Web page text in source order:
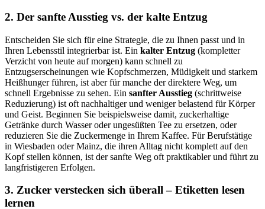
2. Der sanfte Ausstieg vs. der kalte Entzug
Entscheiden Sie sich für eine Strategie, die zu Ihnen passt und in
Ihren Lebensstil integrierbar ist. Ein kalter Entzug (kompletter
Verzicht von heute auf morgen) kann schnell zu
Entzugserscheinungen wie Kopfschmerzen, Müdigkeit und starkem
Heißhunger führen, ist aber für manche der direktere Weg, um
schnell Ergebnisse zu sehen. Ein sanfter Ausstieg (schrittweise
Reduzierung) ist oft nachhaltiger und weniger belastend für Körper
und Geist. Beginnen Sie beispielsweise damit, zuckerhaltige
Getränke durch Wasser oder ungesüßten Tee zu ersetzen, oder
reduzieren Sie die Zuckermenge in Ihrem Kaffee. Für Berufstätige
in Wiesbaden oder Mainz, die ihren Alltag nicht komplett auf den
Kopf stellen können, ist der sanfte Weg oft praktikabler und führt zu
langfristigeren Erfolgen.
3. Zucker verstecken sich überall – Etiketten lesen
lernen